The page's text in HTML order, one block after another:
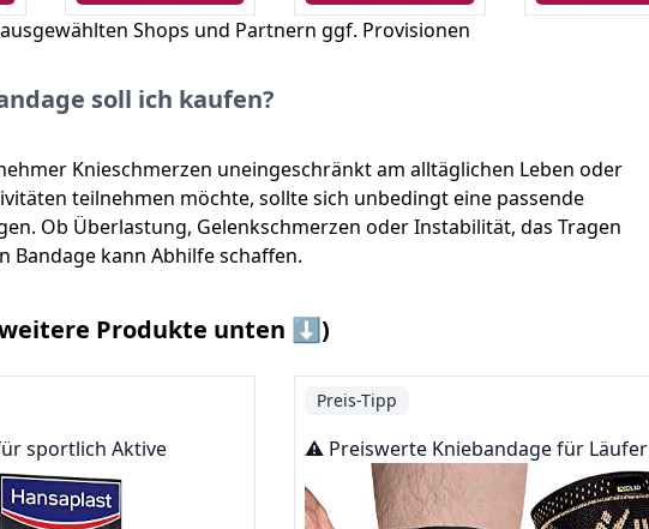
Shops und Partnern ggf. Provisionen
soll ich kaufen?
Knieschmerzen uneingeschränkt am alltäglichen Leben oder
teilnehmen möchte, sollte sich unbedingt eine passende
Ob Überlastung, Gelenkschmerzen oder Instabilität, das Tragen
Bandage kann Abhilfe schaffen.
Produkte unten ⬇️)
sportlich Aktive
Preis-Tipp
⚠️ Preiswerte Kniebandage für Läufer